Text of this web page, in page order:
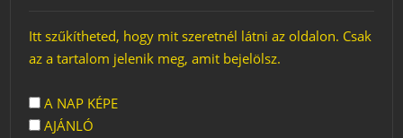
Itt szűkítheted, hogy mit szeretnél látni az oldalon. Csak
az a tartalom jelenik meg, amit bejelölsz.
A NAP KÉPE
AJÁNLÓ